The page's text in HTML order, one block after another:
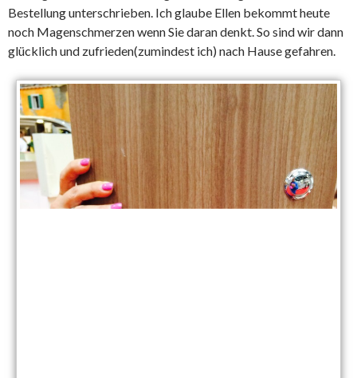
Bestellung unterschrieben. Ich glaube Ellen bekommt heute
noch Magenschmerzen wenn Sie daran denkt. So sind wir dann
glücklich und zufrieden(zumindest ich) nach Hause gefahren.